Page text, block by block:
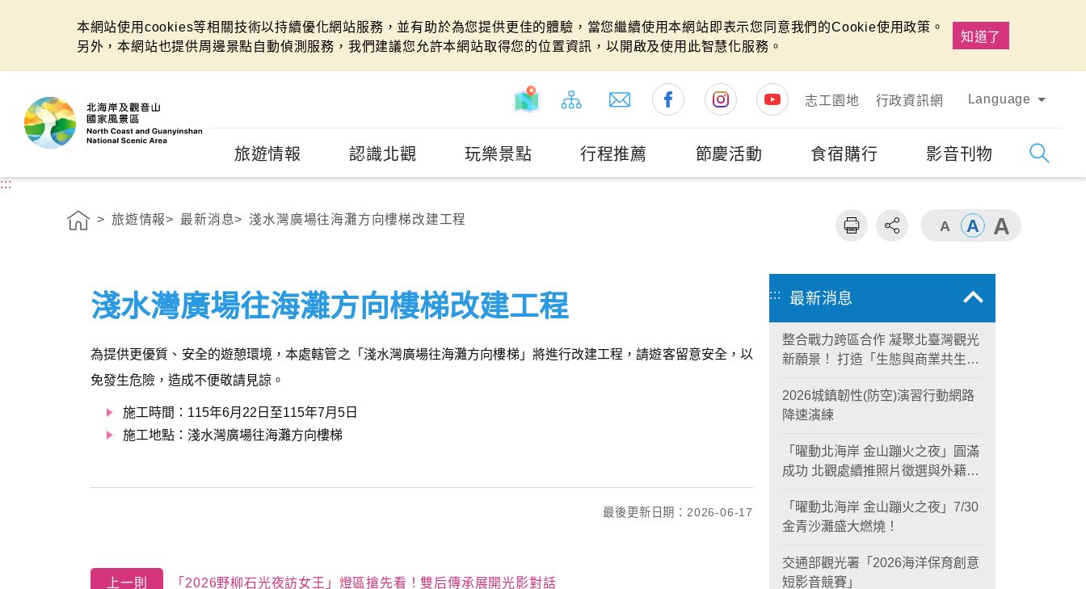
本網站使用cookies等相關技術以持續優化網站服務，並有助於為您提供更佳的體驗，當您繼續使用本網站即表示您同意我們的Cookie使用政策。
另外，本網站也提供周邊景點自動偵測服務，我們建議您允許本網站取得您的位置資訊，以開啟及使用此智慧化服務。
知道了
志工園地
行政資訊網 Language
旅遊情報 認識北觀 玩樂景點 行程推薦 節慶活動 食宿購行 影音刊物
:::
旅遊情報 最新消息 淺水灣廣場往海灘方向樓梯改建工程
淺水灣廣場往海灘方向樓梯改建工程
為提供更優質、安全的遊憩環境，本處轄管之「淺水灣廣場往海灘方向樓梯」將進行改建工程，請遊客留意安全，以
免發生危險，造成不便敬請見諒。
施工時間：115年6月22日至115年7月5日
施工地點：淺水灣廣場往海灘方向樓梯
最後更新日期：2026-06-17
上一則 「2026野柳石光夜訪女王」燈區搶先看！雙后傳承展開光影對話
::: 最新消息
整合戰力跨區合作 凝聚北臺灣觀光
新願景！ 打造「生態與商業共生」
2026城鎮韌性(防空)演習行動網路
降速演練
「曜動北海岸 金山蹦火之夜」圓滿
成功 北觀處續推照片徵選與外籍青
「曜動北海岸 金山蹦火之夜」7/30
金青沙灘盛大燃燒！
交通部觀光署「2026海洋保育創意
短影音競賽」